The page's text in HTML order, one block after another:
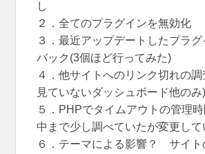
し
２．全てのプラグインを無効化
３．最近アップデートしたプラ
バック(3個ほど行ってみた)
４．他サイトへのリンク切れの
見ていないダッシュボード他のみ)
５．PHPでタイムアウトの管理
中まで少し調べていたが変更して
６．テーマによる影響？ サイト